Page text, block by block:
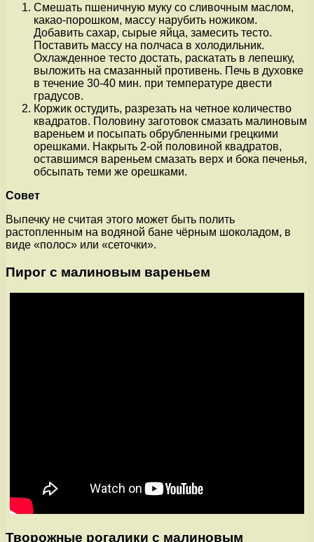
Смешать пшеничную муку со сливочным маслом,
какао-порошком, массу нарубить ножиком.
Добавить сахар, сырые яйца, замесить тесто.
Поставить массу на полчаса в холодильник.
Охлажденное тесто достать, раскатать в лепешку,
выложить на смазанный противень. Печь в духовке
в течение 30-40 мин. при температуре двести
градусов.
Коржик остудить, разрезать на четное количество
квадратов. Половину заготовок смазать малиновым
вареньем и посыпать обрубленными грецкими
орешками. Накрыть 2-ой половиной квадратов,
оставшимся вареньем смазать верх и бока печенья,
обсыпать теми же орешками.
Совет
Выпечку не считая этого может быть полить
растопленным на водяной бане чёрным шоколадом, в
виде «полос» или «сеточки».
Пирог с малиновым вареньем
Творожные рогалики с малиновым